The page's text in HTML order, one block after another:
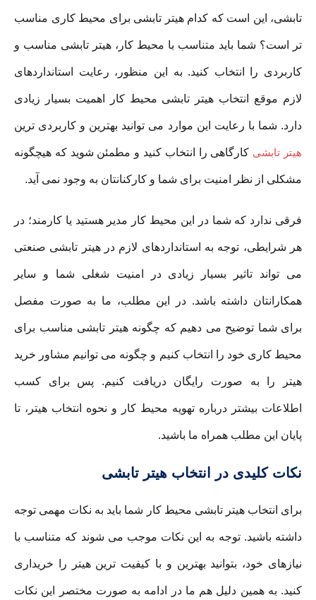
تابشی، این است که کدام هیتر تابشی برای محیط کاری مناسب
تر است؟ شما باید متناسب با محیط کار، هیتر تابشی مناسب و
کاربردی را انتخاب کنید. به این منظور، رعایت استانداردهای
لازم موقع انتخاب هیتر تابشی محیط کار اهمیت بسیار زیادی
دارد. شما با رعایت این موارد می توانید بهترین و کاربردی ترین
هیتر تابشی کارگاهی را انتخاب کنید و مطمئن شوید که هیچگونه
مشکلی از نظر امنیت برای شما و کارکنانتان به وجود نمی آید.
فرقی ندارد که شما در این محیط کار مدیر هستید یا کارمند؛ در
هر شرایطی، توجه به استانداردهای لازم در هیتر تابشی صنعتی
می تواند تاثیر بسیار زیادی در امنیت شغلی شما و سایر
همکارانتان داشته باشد. در این مطلب، ما به صورت مفصل
برای شما توضیح می دهیم که چگونه هیتر تابشی مناسب برای
محیط کاری خود را انتخاب کنیم و چگونه می توانیم مشاور خرید
هیتر را به صورت رایگان دریافت کنیم. پس برای کسب
اطلاعات بیشتر درباره تهویه محیط کار و نحوه انتخاب هیتر، تا
پایان این مطلب همراه ما باشید.
نکات کلیدی در انتخاب هیتر تابشی
برای انتخاب هیتر تابشی محیط کار شما باید به نکات مهمی توجه
داشته باشید. توجه به این نکات موجب می شوند که متناسب با
نیازهای خود، بتوانید بهترین و با کیفیت ترین هیتر را خریداری
کنید. به همین دلیل هم ما در ادامه به صورت مختصر این نکات